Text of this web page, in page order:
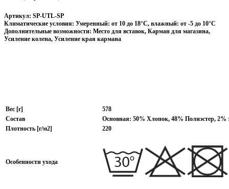
Артикул: SP-UTL-SP
Климатические условия: Умеренный: от 10 до 18°C, влажный: от -5 до 10°C
Дополнительные возможности: Место для вставок, Карман для магазина,
Усиление колена, Усиление края кармана
Вес [г]
578
Состав
Основная: 50% Хлопок, 48% Полиэстер,
Плотность [г/м2]
220
Особенности ухода